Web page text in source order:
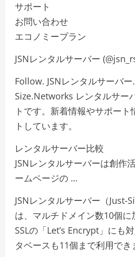
サポート
お問い合わせ
エコノミープラン
JSNレンタルサーバー
Follow. JSNレンタルサーバ
Size.Networks レンタルサー
トです。新着情報やサポート
トしています。
レンタルサーバー比較
JSNレンタルサーバーは創作
ームページの …
JSNレンタルサーバー（Just-
は、マルチドメイン数10個に
SSLの「Let’s Encrypt」にも
タベースも11個まで利用で